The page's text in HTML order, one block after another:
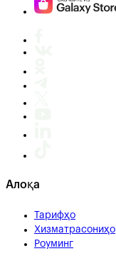
Алоқа
Тарифҳо
Хизматрасониҳо
Роуминг